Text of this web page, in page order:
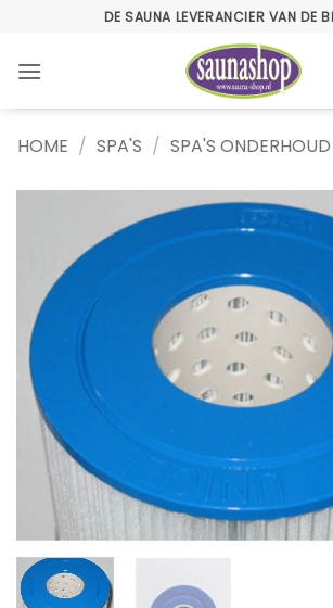
inhoud
DE SAUNA LEVERANCIER VAN DE
HOME / SPA'S / SPA'S